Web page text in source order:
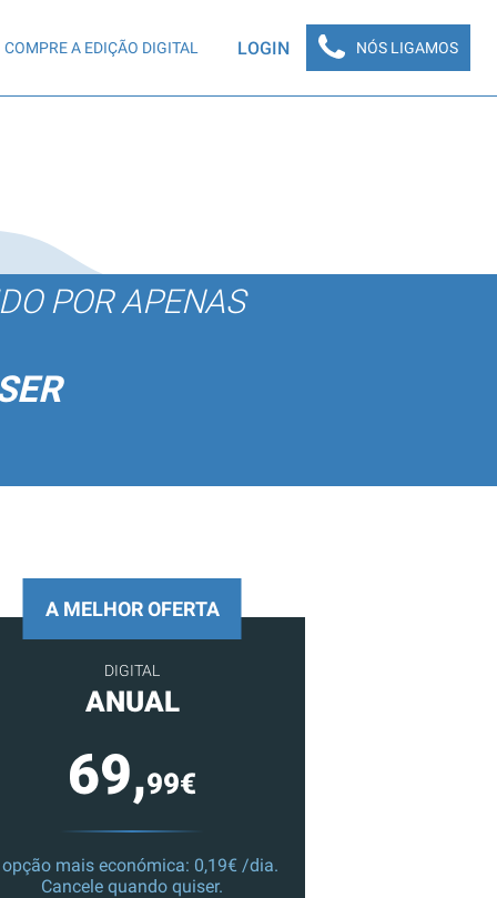
COMPRE A EDIÇÃO DIGITAL LOGIN NÓS LIGAMOS
POR APENAS
A MELHOR OFERTA
DIGITAL
ANUAL
69,99€
mais económica: 0,19€ /dia.
Cancele quando quiser.